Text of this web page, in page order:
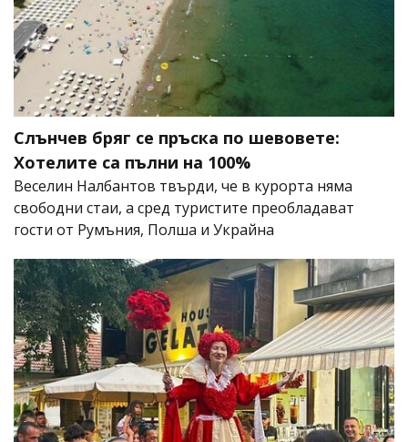
Слънчев бряг се пръска по шевовете:
Хотелите са пълни на 100%
Веселин Налбантов твърди, че в курорта няма
свободни стаи, а сред туристите преобладават
гости от Румъния, Полша и Украйна